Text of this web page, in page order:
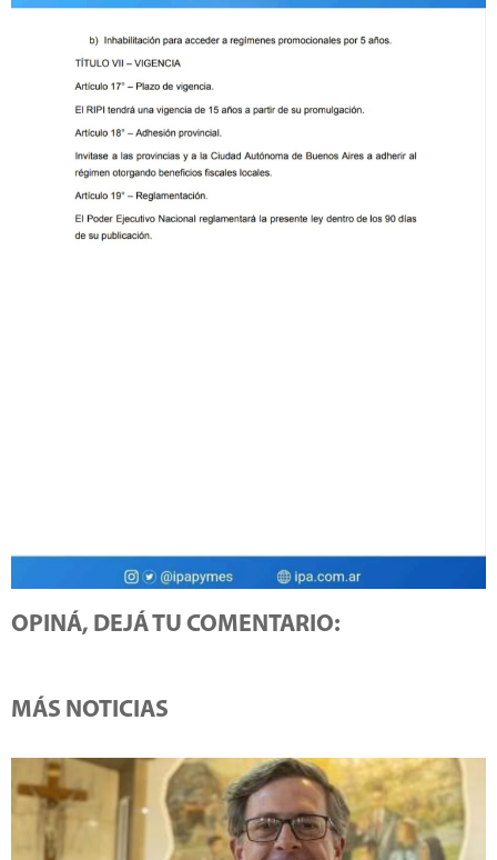
OPINÁ, DEJÁ TU COMENTARIO:
MÁS NOTICIAS